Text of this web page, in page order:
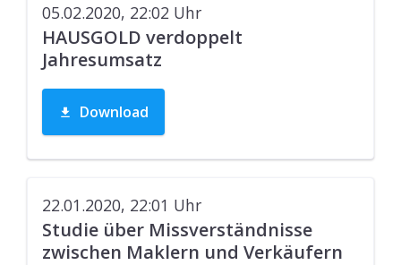
05.02.2020, 22:02 Uhr
HAUSGOLD verdoppelt
Jahresumsatz
Download
22.01.2020, 22:01 Uhr
Studie über Missverständnisse
zwischen Maklern und Verkäufern